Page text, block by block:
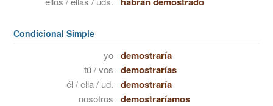
Condicional Simple
yo demostraría
tú / vos demostrarías
él / ella / ud. demostraría
nosotros demostraríamos